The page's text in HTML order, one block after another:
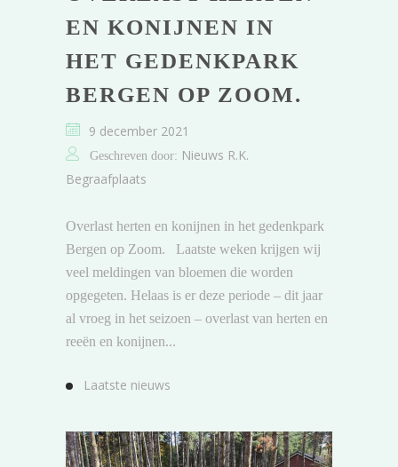
EN KONIJNEN IN
HET GEDENKPARK
BERGEN OP ZOOM.
9 december 2021
Geschreven door: Nieuws R.K.
Begraafplaats
Overlast herten en konijnen in het gedenkpark
Bergen op Zoom. Laatste weken krijgen wij
veel meldingen van bloemen die worden
opgegeten. Helaas is er deze periode – dit jaar
al vroeg in het seizoen – overlast van herten en
reeën en konijnen...
Laatste nieuws